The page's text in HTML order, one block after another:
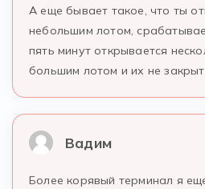
А еще бывает такое, что ты
небольшим лотом,
пять минут открывается
большим лотом и их не
Вадим
Более корявый терминал я